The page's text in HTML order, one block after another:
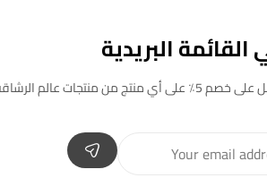
البريدية
من منتجات عالم الرشاقة